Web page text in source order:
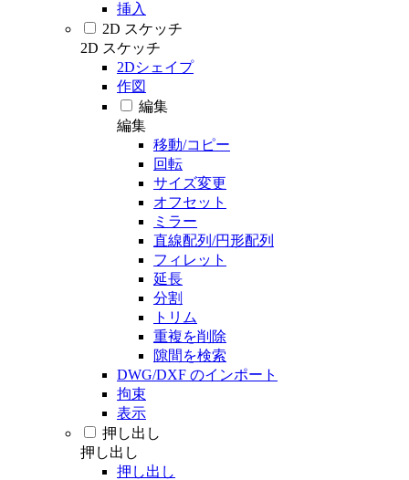
挿入
2D スケッチ
2D スケッチ
2Dシェイプ
作図
編集
編集
移動/コピー
回転
サイズ変更
オフセット
ミラー
直線配列/円形配列
フィレット
延長
分割
トリム
重複を削除
隙間を検索
DWG/DXF のインポート
拘束
表示
押し出し
押し出し
押し出し